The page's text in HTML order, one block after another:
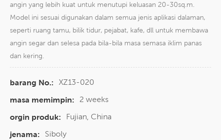
angin yang lebih kuat untuk menutupi keluasan 20-30sq.m.
Model ini sesuai digunakan dalam semua jenis aplikasi dalaman,
seperti ruang tamu, bilik tidur, pejabat, kafe, dll untuk membawa
angin segar dan selesa pada bila-bila masa semasa iklim panas
dan kering.
barang No.: XZ13-020
masa memimpin:
2 weeks
orgin produk:
Fujian, China
jenama:
Siboly